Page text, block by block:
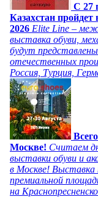
C 27
Казахстан
2026 Elite Line –
выставка обуви,
будут
отечественных
Россия, Турция,
Москве! Считаем
выставки обуви и
в Москве! Выставка
премиальной
на